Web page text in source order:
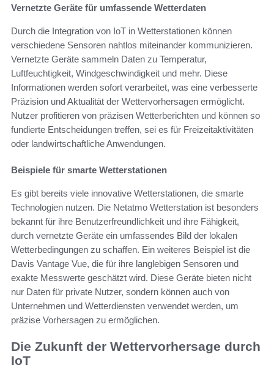
Vernetzte Geräte für umfassende Wetterdaten
Durch die Integration von IoT in Wetterstationen können
verschiedene Sensoren nahtlos miteinander kommunizieren.
Vernetzte Geräte sammeln Daten zu Temperatur,
Luftfeuchtigkeit, Windgeschwindigkeit und mehr. Diese
Informationen werden sofort verarbeitet, was eine verbesserte
Präzision und Aktualität der Wettervorhersagen ermöglicht.
Nutzer profitieren von präzisen Wetterberichten und können so
fundierte Entscheidungen treffen, sei es für Freizeitaktivitäten
oder landwirtschaftliche Anwendungen.
Beispiele für smarte Wetterstationen
Es gibt bereits viele innovative Wetterstationen, die smarte
Technologien nutzen. Die Netatmo Wetterstation ist besonders
bekannt für ihre Benutzerfreundlichkeit und ihre Fähigkeit,
durch vernetzte Geräte ein umfassendes Bild der lokalen
Wetterbedingungen zu schaffen. Ein weiteres Beispiel ist die
Davis Vantage Vue, die für ihre langlebigen Sensoren und
exakte Messwerte geschätzt wird. Diese Geräte bieten nicht
nur Daten für private Nutzer, sondern können auch von
Unternehmen und Wetterdiensten verwendet werden, um
präzise Vorhersagen zu ermöglichen.
Die Zukunft der Wettervorhersage durch
IoT